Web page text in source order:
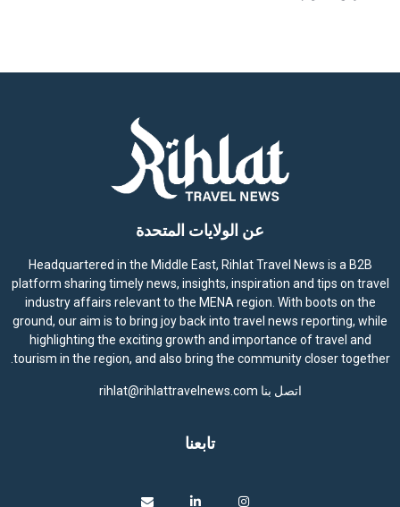
عن الولايات المتحدة
Headquartered in the Middle East, Rihlat Travel News is a B2B
platform sharing timely news, insights, inspiration and tips on travel
industry affairs relevant to the MENA region. With boots on the
ground, our aim is to bring joy back into travel news reporting, while
highlighting the exciting growth and importance of travel and
tourism in the region, and also bring the community closer together.
اتصل بنا rihlat@rihlattravelnews.com
تابعنا